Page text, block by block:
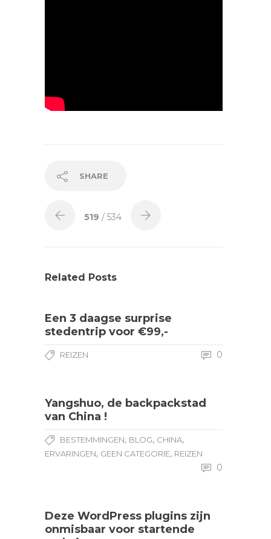
SHARE
519 / 534
Related Posts
Een 3 daagse surprise
stedentrip voor €99,-
REIZEN 0
Yangshuo, de backpackstad
van China !
BESTEMMINGEN, BLOG, CHINA,
ERVARINGEN, GEEN CATEGORIE, REIZEN
0
Deze WordPress plugins zijn
onmisbaar voor startende